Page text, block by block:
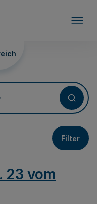
Filter
23 vom